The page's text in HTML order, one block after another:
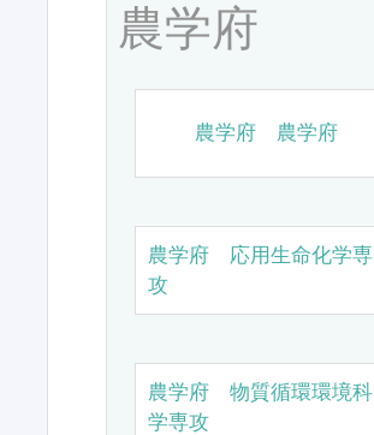
農学府
農学府 農学府
農学府 応用生命化学専
攻
農学府 物質循環環境科
学専攻